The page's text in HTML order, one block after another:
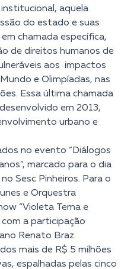
aquela
do estado e suas
chamada específica,
de direitos humanos de
aos impactos
e Olimpíadas, nas
Essa última chamada
em 2013,
urbano e
no evento “Diálogos
marcado para o dia
Sesc Pinheiros. Para o
e Orquestra
“Violeta Terna e
a participação
Renato Braz.
mais de R$ 5 milhões
espalhadas pelas cinco